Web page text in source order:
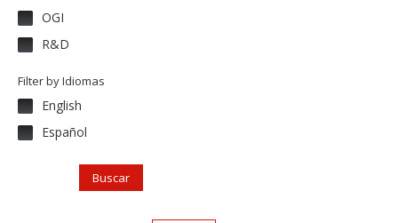
OGI
R&D
Filter by Idiomas
English
Español
Buscar